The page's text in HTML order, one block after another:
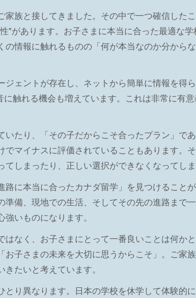
族と接してきました。その中で一つ確信した
”があります。お子さまに本当に合った最適な
情報に触れるものの「何が本当なのか分から
ェントが存在し、ネットから簡単に情報を得ら
触れる機会も増えています。これは非常に有
たり、「その子だからこそ合ったプラン」で
マイナスに評価されていることもあります。
しまったり、正しい選択ができなくなってしま
に本当に合ったカナダ留学」を見つけることが
備、現地での生活、そしてその先の進路まで
いものになります。
なく、お子さまにとって一番良いことは何か
子さまの未来を大切に思うからこそ」。ご家
たいと考えています。
り異なります。日本の学校を休学して体験的